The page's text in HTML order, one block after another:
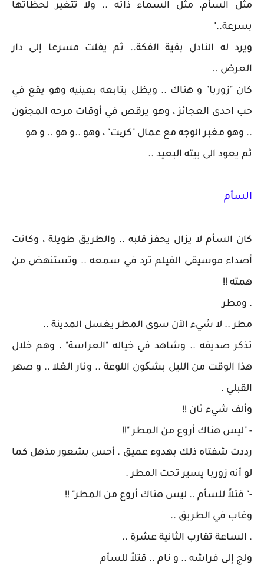
مثل السأم، مثل السماء ذاته .. ولا تتغير لحظاتها
بسرعة.."
ويرد له النادل بقية الفكة.. ثم يفلت مسرعا إلى دار
العرض ..
كان "زوربا" و هناك .. ويظل يتابعه بعينيه وهو يقع في
حب احدى العجائز ، وهو يرقص في أوقات مرحه المجنون
.. وهو مغبر الوجه مع عمال "كریت" ، وهو ..و هو .. و هو
ثم يعود الى بيته البعيد ..
السأم
كان السأم لا يزال يحفز قلبه .. والطريق طويلة ، وكانت
أصداء موسيقى الفيلم ترد في سمعه .. وتستنهض من
همته !!
. ومطر
مطر .. لا شيء الآن سوى المطر يغسل المدينة ..
تذكر صديقه .. وشاهد في خياله "العراسة" ، وهم خلال
هذا الوقت من الليل بشکون اللوعة .. ونار الغلا .. و صهر
القبلي .
وألف شيء ثان !!
- "ليس هناك أروع من المطر "!!
رددت شفتاه ذلك بهدوء عميق . أحس بشعور مذهل كما
لو أنه زوربا پسير تحت المطر .
-" قتلاً للسأم .. ليس هناك أروع من المطر" !!
وغاب في الطريق ..
. الساعة تقارب الثانية عشرة ..
ولج إلى فراشه .. و نام .. قتلاً للسأم